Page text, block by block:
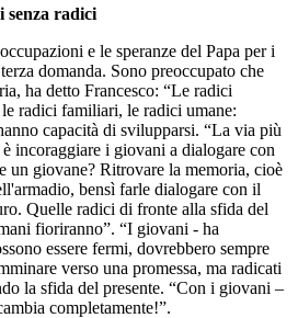
senza radici
e le speranze del Papa per i
domanda. Sono preoccupato che
ha detto Francesco: “Le radici
radici familiari, le radici umane:
capacità di svilupparsi. “La via più
incoraggiare i giovani a dialogare con
un giovane? Ritrovare la memoria, cioè
bensì farle dialogare con il
Quelle radici di fronte alla sfida del
fioriranno”. “I giovani - ha
essere fermi, dovrebbero sempre
verso una promessa, ma radicati
la sfida del presente. “Con i giovani –
completamente!”.